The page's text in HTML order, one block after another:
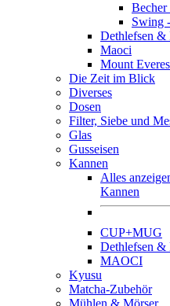
Becher
Swing
Dethlefsen &
Maoci
Mount
Die Zeit im Blick
Diverses
Dosen
Filter, Siebe und
Glas
Gusseisen
Kannen
Alles
Kannen
CUP+MUG
Dethlefsen &
MAOCI
Kyusu
Matcha-Zubehör
Mühlen & Mörser